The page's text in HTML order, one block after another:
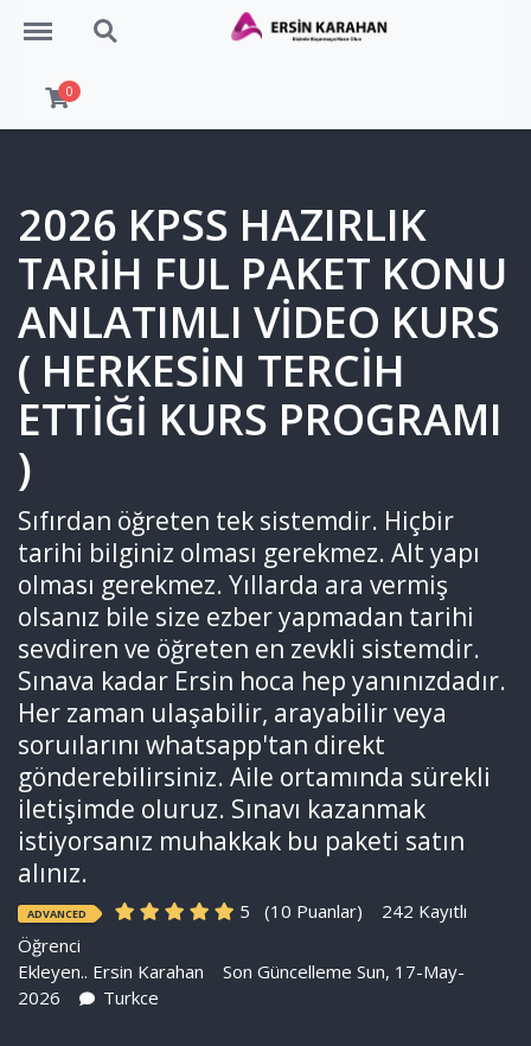
Menu Search
0
2026 KPSS HAZIRLIK
TARİH FUL PAKET KONU
ANLATIMLI VİDEO KURS
( HERKESİN TERCİH
ETTİĞİ KURS PROGRAMI
)
Sıfırdan öğreten tek sistemdir. Hiçbir
tarihi bilginiz olması gerekmez. Alt yapı
olması gerekmez. Yıllarda ara vermiş
olsanız bile size ezber yapmadan tarihi
sevdiren ve öğreten en zevkli sistemdir.
Sınava kadar Ersin hoca hep yanınızdadır.
Her zaman ulaşabilir, arayabilir veya
soruılarını whatsapp'tan direkt
gönderebilirsiniz. Aile ortamında sürekli
iletişimde oluruz. Sınavı kazanmak
istiyorsanız muhakkak bu paketi satın
alınız.
ADVANCED 5 (10 Puanlar)
242 Kayıtlı
Öğrenci
Ekleyen.. Ersin Karahan
Son Güncelleme Sun, 17-May-
2026
Turkce